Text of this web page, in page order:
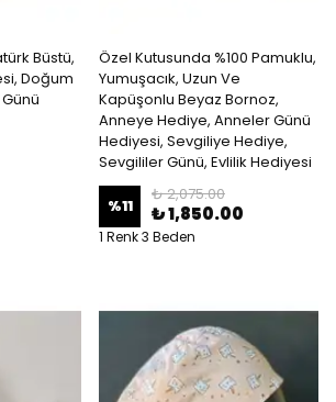
Büstü,
Doğum
Özel Kutusunda %100 Pamuklu,
Yumuşacık, Uzun Ve
Kapüşonlu Beyaz Bornoz,
Anneye Hediye, Anneler Günü
Hediyesi, Sevgiliye Hediye,
Sevgililer Günü, Evlilik Hediyesi
%11
₺ 2,075.00
₺ 1,850.00
1 Renk 3 Beden